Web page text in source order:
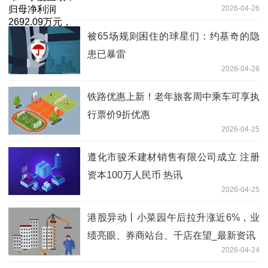
2026-04-26
被65场规则困住的球星们：约基奇的隐
患已暴雷
2026-04-26
铁路优惠上新！老年旅客周中乘车可享执
行票价9折优惠
2026-04-25
遵化市骏禾建材销售有限公司成立 注册
资本100万人民币 热讯
2026-04-25
港股异动丨小菜园午后拉升涨近6%，业
绩亮眼、券商站台、千店在望_最新资讯
2026-04-24